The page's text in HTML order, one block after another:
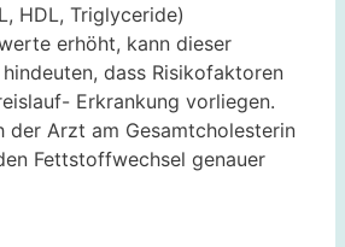
HDL, Triglyceride)
erhöht, kann dieser
dass Risikofaktoren
Erkrankung vorliegen.
der Arzt am Gesamtcholesterin
Fettstoffwechsel genauer